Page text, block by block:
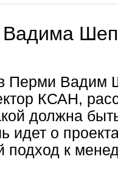
Перми Вадим
КСАН,
должна
идет о
подход к